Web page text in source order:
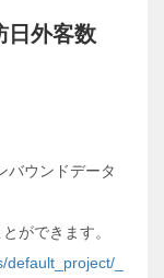
日外客数
バウンドデータ
ができます。
_